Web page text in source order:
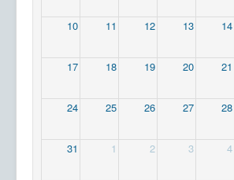
10 11 12 13 14
17 18 19 20 21
24 25 26 27 28
31 1 2 3 4